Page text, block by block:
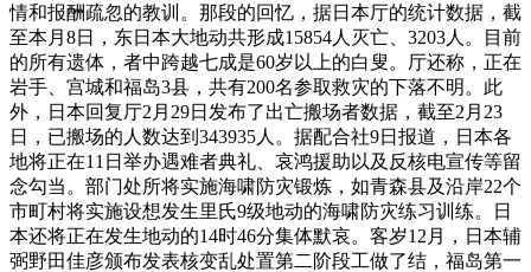
情和报酬疏忽的教训。那段的回忆，据日本厅的统计数据，截
至本月8日，东日本大地动共形成15854人灭亡、3203人。目前
的所有遗体，者中跨越七成是60岁以上的白叟。厅还称，正在
岩手、宫城和福岛3县，共有200名参取救灾的下落不明。此
外，日本回复厅2月29日发布了出亡搬场者数据，截至2月23
日，已搬场的人数达到343935人。据配合社9日报道，日本各
地将正在11日举办遇难者典礼、哀鸿援助以及反核电宣传等留
念勾当。部门处所将实施海啸防灾锻炼，如青森县及沿岸22个
市町村将实施设想发生里氏9级地动的海啸防灾练习训练。日
本还将正在发生地动的14时46分集体默哀。客岁12月，日本辅
弼野田佳彦颁布发表核变乱处置第二阶段工做了结，福岛第一